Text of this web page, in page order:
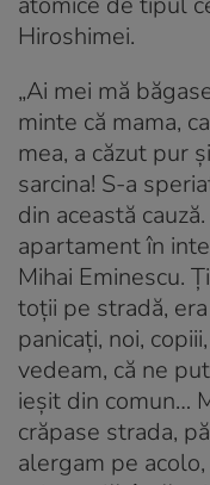
Hiroshimei.
„Ai mei mă
minte că mama,
mea, a căzut pur
sarcina! S-a
din această
apartament în
Mihai Eminescu.
toții pe stradă,
panicați, noi,
vedeam, că ne
ieșit din comun…
crăpase strada,
alergam pe